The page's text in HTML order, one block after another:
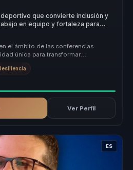
que convierte inclusión y
en equipo y fortaleza para
el ámbito de las conferencias
única para transformar
Ver Perfil
ES